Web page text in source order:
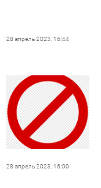
28 апрель 2023, 16:44
28 апрель 2023, 16:00